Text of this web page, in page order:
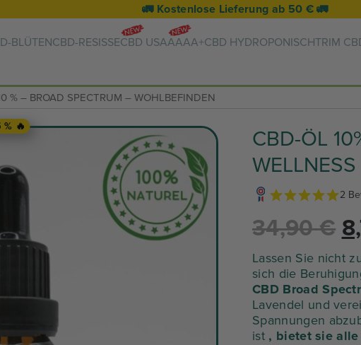
🚛 Kostenlose Lieferung ab 50 € 🚛
BLÜTENCBD-RESISSECBD USAAAAA+CBD HYDROPONISCHTRIM
% – BROAD SPECTRUM – WOHLBEFINDEN
% 🔥
CBD-ÖL
WELLNESS
2
34,90€
Lassen Sie nicht
sich die
CBD Broad
Lavendel und
Spannungen
ist , bietet sie alle